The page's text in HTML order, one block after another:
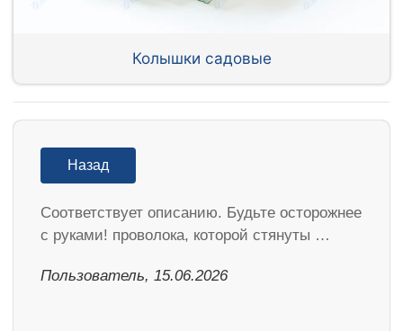
Колышки садовые
Назад
Соответствует описанию. Будьте осторожнее
с руками! проволока, которой стянуты …
Пользователь, 15.06.2026